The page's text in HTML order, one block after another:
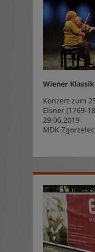
Wiener
Konzert zum
Elsner (1769-
29.06.2019
MDK Zgorzelec